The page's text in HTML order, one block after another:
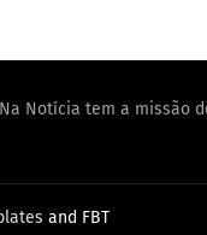
Notícia tem a missão
and FBT